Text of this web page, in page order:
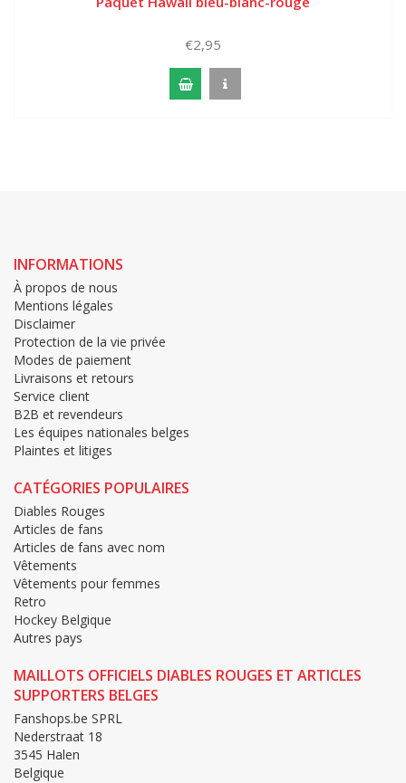
€2,95
INFORMATIONS
À propos de nous
Mentions légales
Disclaimer
Protection de la vie privée
Modes de paiement
Livraisons et retours
Service client
B2B et revendeurs
Les équipes nationales belges
Plaintes et litiges
CATÉGORIES POPULAIRES
Diables Rouges
Articles de fans
Articles de fans avec nom
Vêtements
Vêtements pour femmes
Retro
Hockey Belgique
Autres pays
MAILLOTS OFFICIELS DIABLES ROUGES ET ARTICLES
SUPPORTERS BELGES
Fanshops.be SPRL
Nederstraat 18
3545 Halen
Belgique